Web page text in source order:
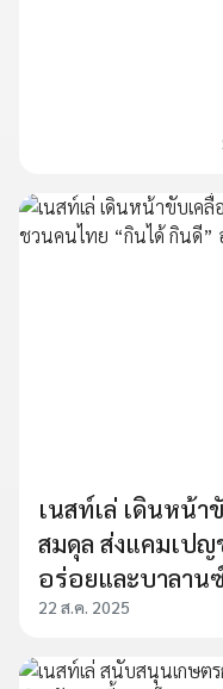
เนสท์เล่ เดินหน้า
สมดุล ส่งแคมเป
อร่อยและบาลาน
22 ส.ค. 2025